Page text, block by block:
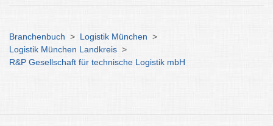
Branchenbuch > Logistik München >
Logistik München Landkreis >
R&P Gesellschaft für technische Logistik mbH